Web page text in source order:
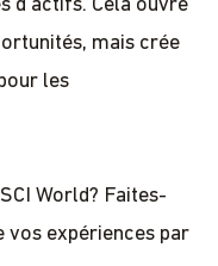
d'actifs. Cela ouvre
mais crée
les
World? Faites-
vos expériences par